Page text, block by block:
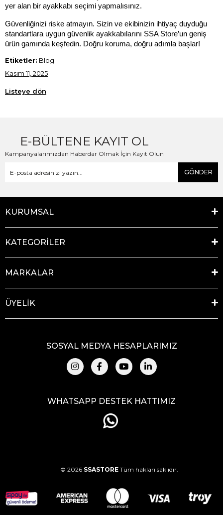
yer alan bir ayakkabı seçimi yapmalısınız.
Güvenliğinizi riske atmayın. Sizin ve ekibinizin ihtiyaç duyduğu
standartlara uygun güvenlik ayakkabılarını SSA Store’un geniş
ürün gamında keşfedin. Doğru koruma, doğru adımla başlar!
Etiketler: Blog
Kasım 11, 2025
Listeye dön
E-BÜLTENE KAYIT OL
Kampanyalarımızdan Haberdar Olmak İçin Kayıt Olun
GÖNDER
KURUMSAL
KATEGORİLER
MARKALAR
ÜYELİK
SOSYAL MEDYA HESAPLARIMIZ
WHATSAPP DESTEK HATTIMIZ
© 2026 SSASTORE Tüm hakları saklıdır.